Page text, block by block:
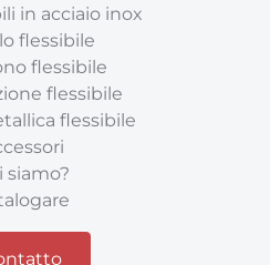
in acciaio inox
flessibile
flessibile
flessibile
flessibile
siamo?